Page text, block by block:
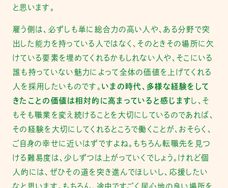
と思います。
雇う側は、必ずしも単に総合力の高い人や、ある分野で突
出した能力を持っている人ではなく、そのときその場所に欠
けている要素を埋めてくれるかもしれない人や、そこにいる
誰も持っていない魅力によって全体の価値を上げてくれる
人を採用したいものです。いまの時代、多様な経験をして
きたことの価値は相対的に高まっていると感じますし、そ
もそも職業を変え続けることを大切にしているのであれば、
その経験を大切にしてくれるところで働くことが、おそらく、
ご自身の幸せに近いはずですよね。もちろん転職先を見つ
ける難易度は、少しずつは上がっていくでしょう。けれど個
人的には、ぜひその道を突き進んでほしいし、応援したい